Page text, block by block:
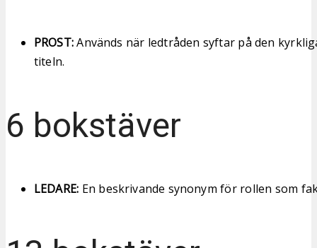
PROST:Används när ledtråden syftar på den
titeln.
6 bokstäver
LEDARE: En beskrivande synonym för rollen som